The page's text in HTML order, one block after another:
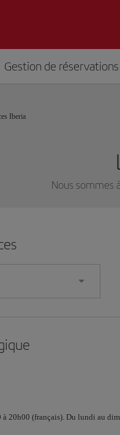
Gestion de réservations
Iberia
Nous sommes
20h00 (français). Du lundi au